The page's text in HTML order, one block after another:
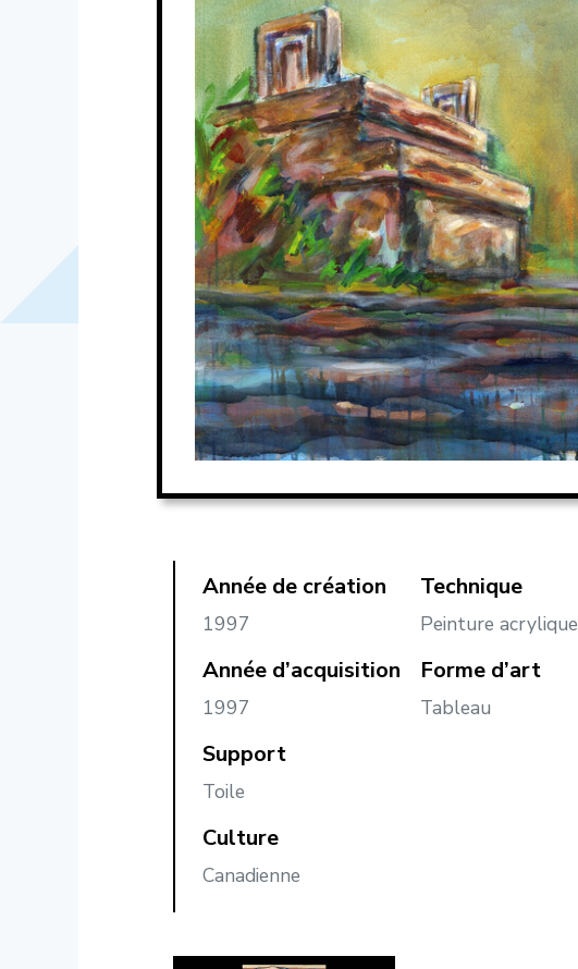
Année de création
1997
Année d’acquisition
1997
Support
Toile
Culture
Canadienne
Technique
Peinture acrylique
Forme d’art
Tableau